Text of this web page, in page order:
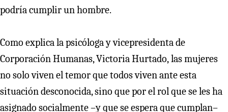
podría cumplir un hombre.
Como explica la psicóloga y vicepresidenta de
Corporación Humanas, Victoria Hurtado,las mujeres
no solo viven el temor que todos viven ante esta
situación desconocida, sino que por el rol que se les ha
asignado socialmente –y que se espera que cumplan–